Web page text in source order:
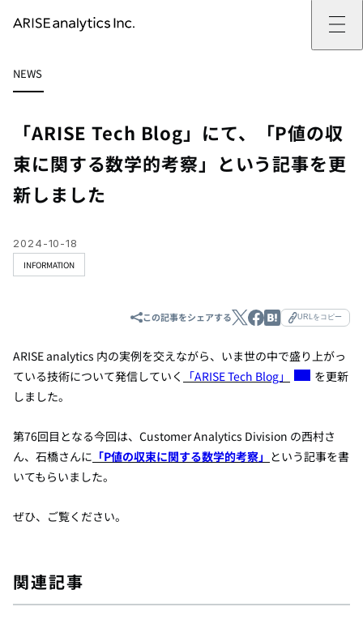
ARISE analyticsとはトップ
ミッション・バリュー
働きがいのある会社づくり
サービス
提供サービストップ
カスタマーサポート改革
ドローン・ビジネス活用
データ・AI人材育成支援
実績
データドリブン改革の推進支援
新規事業の立ち上げ支援
データ分析基盤の構築・活用支援
企業情報
企業情報トップ
会社概要
CEOメッセージ
サステナビリティ
お問い合わせ
ニュース
ニューストップ
インフォメーション
プレスリリース
イベント
技術情報
技術情報トップ
TECH BLOG
PAPER
採用
採用トップ
新卒採用
社員インタビュー
成長支援
キャリア開発
数字で見るARISE analytics
NEWS
「ARISE Tech Blog」にて、「P値の収
束に関する数学的考察」という記事を更
新しました
INFORMATION
2024-10-18
この記事をシェアする URLをコピー
ARISE analytics 内の実例を交えながら、いま世の中で盛り上がっ
ている技術について発信していく
「ARISE Tech Blog」
を更新
しました。
第76回目となる今回は、Customer Analytics Division の西村さ
ん、石橋さんに 「P値の収束に関する数学的考察」 という記事を書
いてもらいました。
ぜひ、ご覧ください。
関連記事